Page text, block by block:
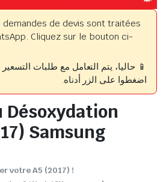
demandes de devis sont traitées
Cliquez sur le bouton ci-
📱 حاليا، يتم التعامل مع طلبات
اضغطوا على الزر أدناه.
Désoxydation
Samsung
votre A5 (2017) !